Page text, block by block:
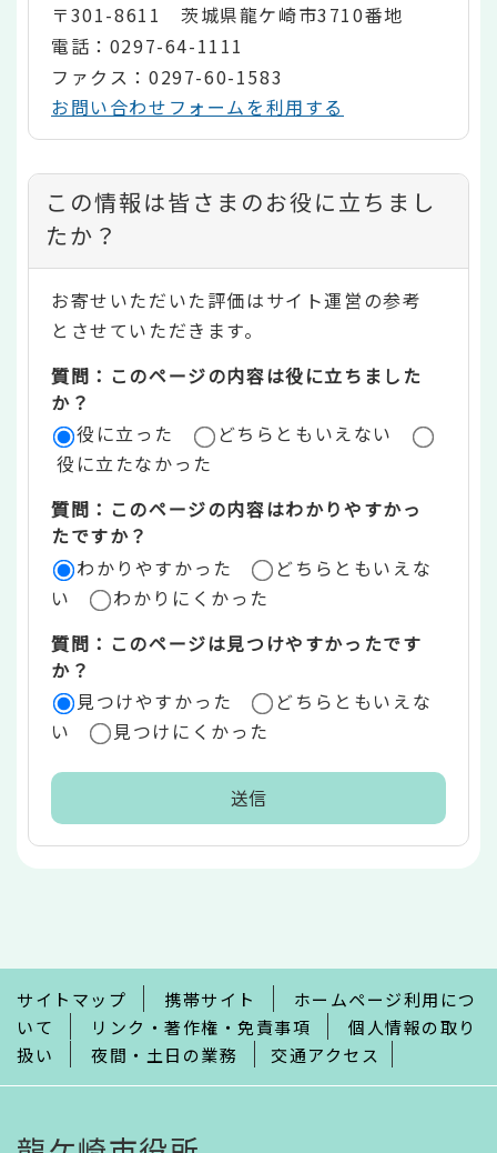
〒301-8611 茨城県龍ケ崎市3710番地
電話：0297-64-1111
ファクス：0297-60-1583
お問い合わせフォームを利用する
コ
ン
テ
ン
ツ
評
価
リ
ア
この情報は皆さまのお役に立ちまし
たか？
お寄せいただいた評価はサイト運営の参考
とさせていただきます。
質問：このページの内容は役に立ちました
か？
役に立った
どちらともいえない
役に立たなかった
質問：このページの内容はわかりやすかっ
たですか？
わかりやすかった
どちらともいえな
い
わかりにくかった
質問：このページは見つけやすかったです
か？
見つけやすかった
どちらともいえな
い
見つけにくかった
で
サイトマップ 携帯サイト
ホームページ利用につ
いて
リンク・著作権・免責事項
個人情報の取り
扱い
夜間・土日の業務 交通アクセス